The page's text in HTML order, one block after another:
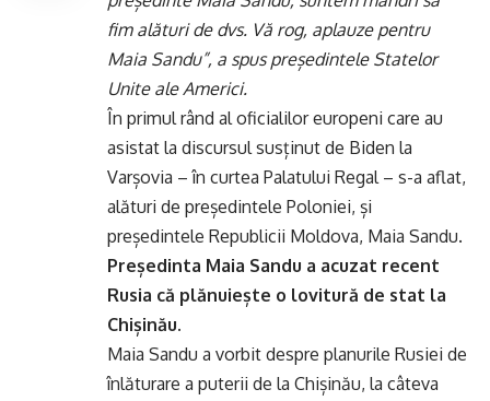
fim alături de dvs. Vă rog, aplauze pentru
Maia Sandu”, a spus președintele Statelor
Unite ale Americi.
În primul rând al oficialilor europeni care au
asistat la discursul susținut de Biden la
Varșovia – în curtea Palatului Regal – s-a aflat,
alături de președintele Poloniei, și
președintele Republicii Moldova, Maia Sandu.
Președinta Maia Sandu a acuzat recent
Rusia că plănuiește o lovitură de stat la
Chișinău.
Maia Sandu a vorbit despre planurile Rusiei de
înlăturare a puterii de la Chișinău, la câteva